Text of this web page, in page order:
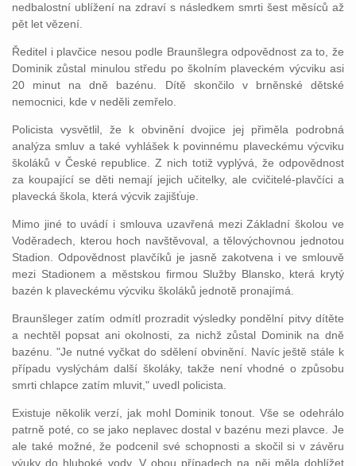
nedbalostní ublížení na zdraví s následkem smrti šest měsíců až
pět let vězení.
Ředitel i plavčice nesou podle Braunšlegra odpovědnost za to, že
Dominik zůstal minulou středu po školním plaveckém výcviku asi
20 minut na dně bazénu. Dítě skončilo v brněnské dětské
nemocnici, kde v neděli zemřelo.
Policista vysvětlil, že k obvinění dvojice jej přiměla podrobná
analýza smluv a také vyhlášek k povinnému plaveckému výcviku
školáků v České republice. Z nich totiž vyplývá, že odpovědnost
za koupající se děti nemají jejich učitelky, ale cvičitelé-plavčíci a
plavecká škola, která výcvik zajišťuje.
Mimo jiné to uvádí i smlouva uzavřená mezi Základní školou ve
Voděradech, kterou hoch navštěvoval, a tělovýchovnou jednotou
Stadion. Odpovědnost plavčíků je jasně zakotvena i ve smlouvě
mezi Stadionem a městskou firmou Služby Blansko, která krytý
bazén k plaveckému výcviku školáků jednotě pronajímá.
Braunšleger zatím odmítl prozradit výsledky pondělní pitvy dítěte
a nechtěl popsat ani okolnosti, za nichž zůstal Dominik na dně
bazénu. "Je nutné vyčkat do sdělení obvinění. Navíc ještě stále k
případu vyslýchám další školáky, takže není vhodné o způsobu
smrti chlapce zatím mluvit," uvedl policista.
Existuje několik verzí, jak mohl Dominik tonout. Vše se odehrálo
patrně poté, co se jako neplavec dostal v bazénu mezi plavce. Je
ale také možné, že podcenil své schopnosti a skočil si v závěru
výuky do hluboké vody. V obou případech na něj měla dohlížet